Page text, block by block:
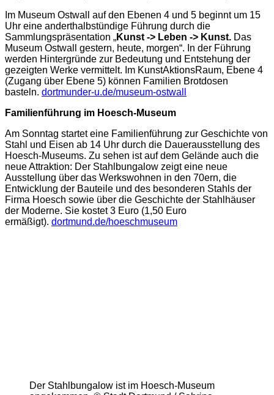
Im Museum Ostwall auf den Ebenen 4 und 5 beginnt um 15
Uhr eine anderthalbstündige Führung durch die
Sammlungspräsentation „Kunst -> Leben -> Kunst. Das
Museum Ostwall gestern, heute, morgen“. In der Führung
werden Hintergründe zur Bedeutung und Entstehung der
gezeigten Werke vermittelt. Im KunstAktionsRaum, Ebene 4
(Zugang über Ebene 5) können Familien Brotdosen
basteln. dortmunder-u.de/museum-ostwall
Familienführung im Hoesch-Museum
Am Sonntag startet eine Familienführung zur Geschichte von
Stahl und Eisen ab 14 Uhr durch die Dauerausstellung des
Hoesch-Museums. Zu sehen ist auf dem Gelände auch die
neue Attraktion: Der Stahlbungalow zeigt eine neue
Ausstellung über das Werkswohnen in den 70ern, die
Entwicklung der Bauteile und des besonderen Stahls der
Firma Hoesch sowie über die Geschichte der Stahlhäuser
der Moderne. Sie kostet 3 Euro (1,50 Euro
ermäßigt). dortmund.de/hoeschmuseum
Der Stahlbungalow ist im Hoesch-Museum